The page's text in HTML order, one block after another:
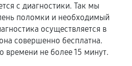
с диагностики. Так мы
поломки и необходимый
осуществляется в
совершенно бесплатна.
времени не более 15 минут.